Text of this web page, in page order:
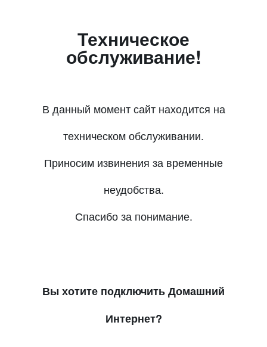
Техническое
обслуживание!
В данный момент сайт находится на
техническом обслуживании.
Приносим извинения за временные
неудобства.
Спасибо за понимание.
Вы хотите подключить Домашний
Интернет?